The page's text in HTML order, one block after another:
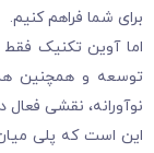
برای شما فراهم کنیم.
اما آوین تکنیک
توسعه و همچنین
نوآورانه، نقشی
این است که پلی